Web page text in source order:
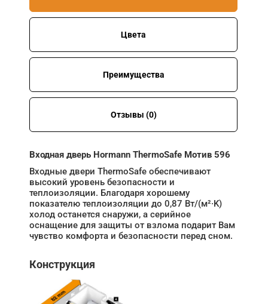
Цвета
Преимущества
Отзывы (0)
Входная дверь Hormann ThermoSafe Мотив 596
Входные двери ThermoSafe обеспечивают
высокий уровень безопасности и
теплоизоляции. Благодаря хорошему
показателю теплоизоляции до 0,87 Вт/(м²·K)
холод останется снаружи, а серийное
оснащение для защиты от взлома подарит Вам
чувство комфорта и безопасности перед сном.
Конструкция